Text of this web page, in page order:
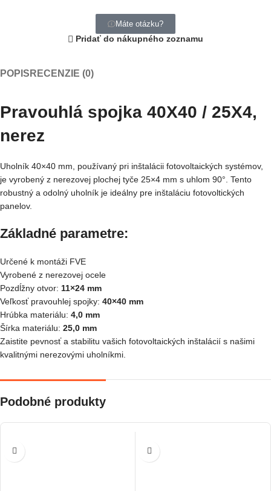
Máte otázku?
Pridať do nákupného zoznamu
POPIS RECENZIE (0)
Pravouhlá spojka 40X40 / 25X4,
nerez
Uholník 40×40 mm, používaný pri inštalácii fotovoltaických systémov,
je vyrobený z nerezovej plochej tyče 25×4 mm s uhlom 90°. Tento
robustný a odolný uholník je ideálny pre inštaláciu fotovoltických
panelov.
Základné parametre:
Určené k montáži FVE
Vyrobené z nerezovej ocele
Pozdĺžny otvor: 11×24 mm
Veľkosť pravouhlej spojky: 40×40 mm
Hrúbka materiálu: 4,0 mm
Šírka materiálu: 25,0 mm
Zaistite pevnosť a stabilitu vašich fotovoltaických inštalácií s našimi
kvalitnými nerezovými uholníkmi.
Podobné produkty